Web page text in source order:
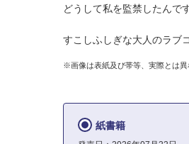
どうして私を監禁したん
すこしふしぎな大人のラブ
※画像は表紙及び帯等、実際とは異
紙書籍